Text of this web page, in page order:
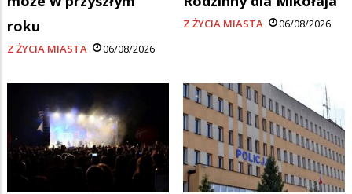
roku
Z ŻYCIA MIASTA 06/08/2026
Z ŻYCIA MIASTA 06/08/2026